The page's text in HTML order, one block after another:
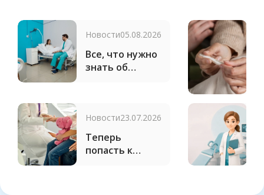
Новости05.08.2026
Все, что нужно
знать об
Новости23.07.2026
Теперь
попасть к